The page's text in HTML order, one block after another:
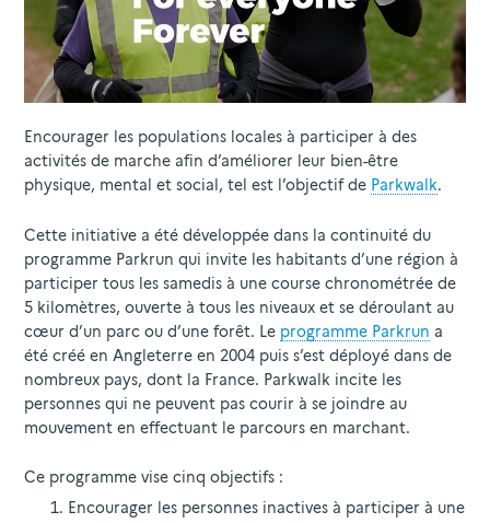
Encourager les populations locales à participer à des
activités de marche afin d’améliorer leur bien-être
physique, mental et social, tel est l’objectif de Parkwalk.
Cette initiative a été développée dans la continuité du
programme Parkrun qui invite les habitants d’une région à
participer tous les samedis à une course chronométrée de
5 kilomètres, ouverte à tous les niveaux et se déroulant au
cœur d’un parc ou d’une forêt. Le programme Parkrun a
été créé en Angleterre en 2004 puis s’est déployé dans de
nombreux pays, dont la France. Parkwalk incite les
personnes qui ne peuvent pas courir à se joindre au
mouvement en effectuant le parcours en marchant.
Ce programme vise cinq objectifs :
Encourager les personnes inactives à participer à une